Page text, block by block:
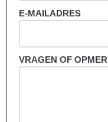
E-MAILADRES
VRAGEN OF